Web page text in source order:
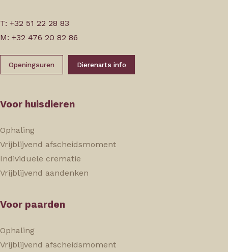
T: +32 51 22 28 83
M: +32 476 20 82 86
Openingsuren Dierenarts info
Voor huisdieren
Ophaling
Vrijblijvend afscheidsmoment
Individuele crematie
Vrijblijvend aandenken
Voor paarden
Ophaling
Vrijblijvend afscheidsmoment